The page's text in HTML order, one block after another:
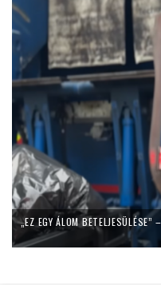
„EZ EGY ÁLOM BETELJESÜLÉSE”